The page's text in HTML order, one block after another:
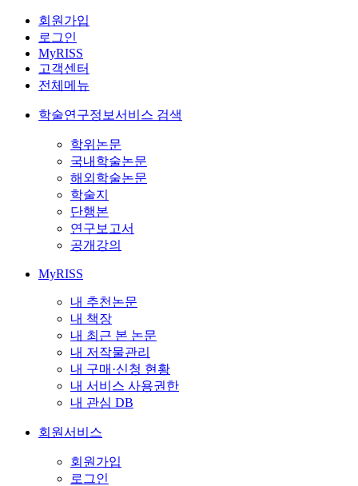
회원가입
로그인
MyRISS
고객센터
전체메뉴
학술연구정보서비스 검색
학위논문
국내학술논문
해외학술논문
학술지
단행본
연구보고서
공개강의
MyRISS
내 추천논문
내 책장
내 최근 본 논문
내 저작물관리
내 구매·신청 현황
내 서비스 사용권한
내 관심 DB
회원서비스
회원가입
로그인